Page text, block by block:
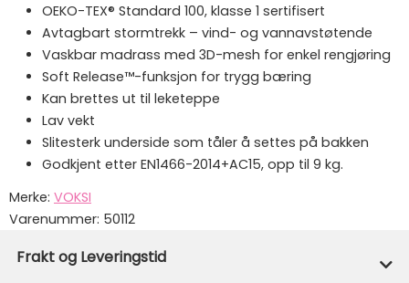
OEKO-TEX® Standard 100, klasse 1 sertifisert
Avtagbart stormtrekk – vind- og vannavstøtende
Vaskbar madrass med 3D-mesh for enkel rengjøring
Soft Release™-funksjon for trygg bæring
Kan brettes ut til leketeppe
Lav vekt
Slitesterk underside som tåler å settes på bakken
Godkjent etter EN1466-2014+AC15, opp til 9 kg.
Merke: VOKSI
Varenummer: 50112
Frakt og Leveringstid